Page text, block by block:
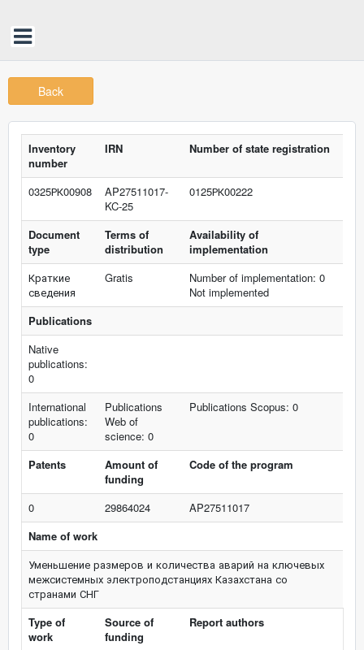
Back
Inventory
number
IRN Number of state registration
0325РК00908
AP27511017-
KC-25
0125РК00222
Document
type
Terms of
distribution
Availability of
implementation
Краткие
сведения
Gratis
Number of implementation: 0
Not implemented
Publications
Native
publications:
0
International
publications:
0
Publications
Web of
science: 0
Publications Scopus: 0
Patents
Amount of
funding
Code of the program
0 29864024
AP27511017
Name of work
Уменьшение размеров и количества аварий на ключевых
межсистемных электроподстанциях Казахстана со
странами СНГ
Type of
work
Source of
funding
Report authors